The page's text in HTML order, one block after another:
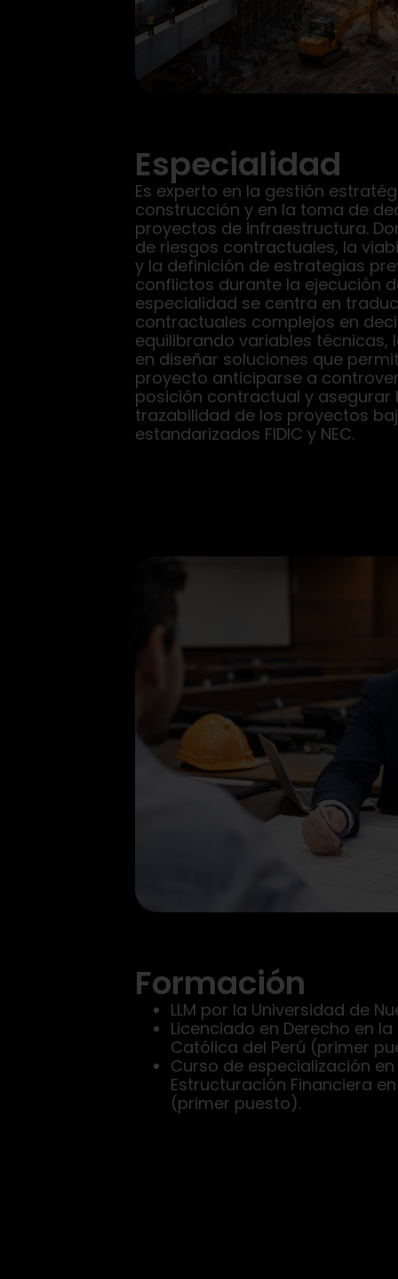
Especialidad
Es experto en la gestión
construcción y en la toma de
proyectos de infraestructura.
de riesgos contractuales, la
y la definición de estrategias
conflictos durante la ejecución
especialidad se centra en
contractuales complejos en
equilibrando variables técnicas,
en diseñar soluciones que
proyecto anticiparse a
posición contractual y asegurar
trazabilidad de los proyectos
estandarizados FIDIC y NEC.
Formación
LLM por la Universidad de
Licenciado en Derecho en
Católica del Perú (primer
Curso de especialización
Estructuración Financiera
(primer puesto).